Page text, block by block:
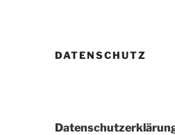
DATENSCHUTZ